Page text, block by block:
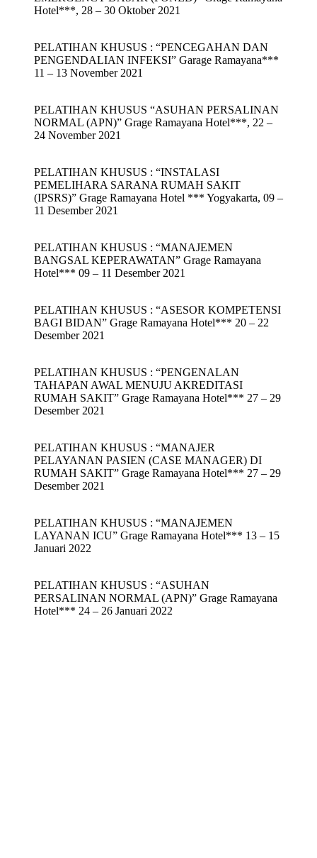
Hotel***, 28 – 30 Oktober 2021
PELATIHAN KHUSUS : “PENCEGAHAN DAN
PENGENDALIAN INFEKSI” Garage Ramayana***
11 – 13 November 2021
PELATIHAN KHUSUS “ASUHAN PERSALINAN
NORMAL (APN)” Grage Ramayana Hotel***, 22 –
24 November 2021
PELATIHAN KHUSUS : “INSTALASI
PEMELIHARA SARANA RUMAH SAKIT
(IPSRS)” Grage Ramayana Hotel *** Yogyakarta, 09 –
11 Desember 2021
PELATIHAN KHUSUS : “MANAJEMEN
BANGSAL KEPERAWATAN” Grage Ramayana
Hotel*** 09 – 11 Desember 2021
PELATIHAN KHUSUS : “ASESOR KOMPETENSI
BAGI BIDAN” Grage Ramayana Hotel*** 20 – 22
Desember 2021
PELATIHAN KHUSUS : “PENGENALAN
TAHAPAN AWAL MENUJU AKREDITASI
RUMAH SAKIT” Grage Ramayana Hotel*** 27 – 29
Desember 2021
PELATIHAN KHUSUS : “MANAJER
PELAYANAN PASIEN (CASE MANAGER) DI
RUMAH SAKIT” Grage Ramayana Hotel*** 27 – 29
Desember 2021
PELATIHAN KHUSUS : “MANAJEMEN
LAYANAN ICU” Grage Ramayana Hotel*** 13 – 15
Januari 2022
PELATIHAN KHUSUS : “ASUHAN
PERSALINAN NORMAL (APN)” Grage Ramayana
Hotel*** 24 – 26 Januari 2022